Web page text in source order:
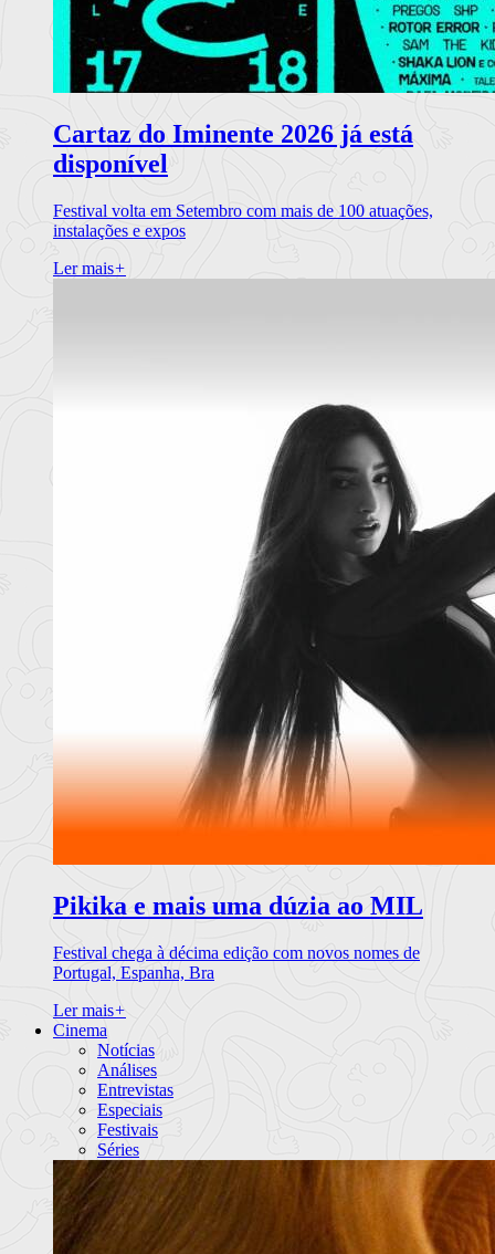
Cartaz do Iminente 2026 já está
disponível
Festival volta em Setembro com mais de 100 atuações,
instalações e expos
Ler mais+
Pikika e mais uma dúzia ao MIL
Festival chega à décima edição com novos nomes de
Portugal, Espanha, Bra
Ler mais+
Cinema
Notícias
Análises
Entrevistas
Especiais
Festivais
Séries